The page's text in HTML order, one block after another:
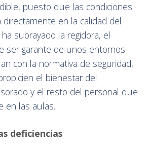
puesto que las condiciones
en la calidad del
subrayado la regidora, el
ser garante de unos entornos
con la normativa de seguridad,
el bienestar del
y el resto del personal que
en las aulas.
deficiencias